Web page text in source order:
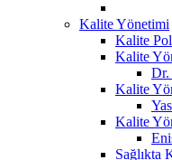
Kalite Yönetimi
Kalite
Kalite
Kalite
Kalite
Sağlıkta